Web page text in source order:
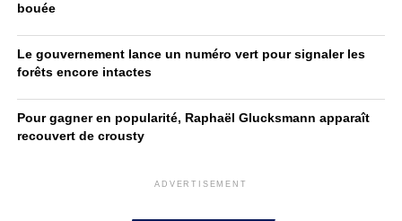
bouée
Le gouvernement lance un numéro vert pour signaler les
forêts encore intactes
Pour gagner en popularité, Raphaël Glucksmann apparaît
recouvert de crousty
ADVERTISEMENT